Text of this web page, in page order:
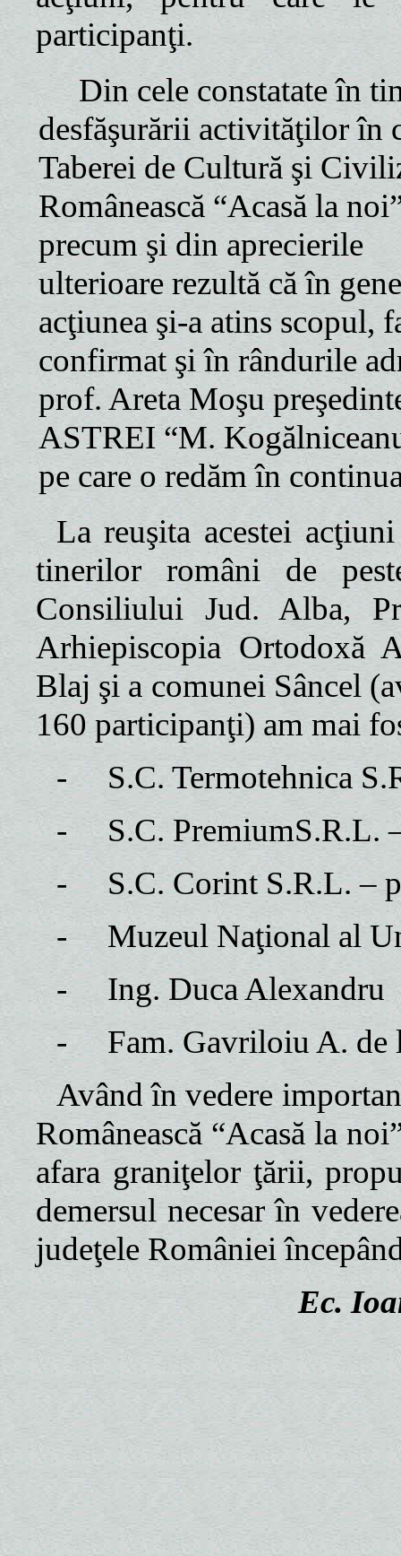
participanţi.
Din cele constatate în
desfăşurării activităţilor în
Taberei de Cultură şi
Românească “Acasă la
precum şi din aprecierile
ulterioare rezultă că în
acţiunea şi-a atins scopul,
confirmat şi în rândurile
prof. Areta Moşu
ASTREI “M.
pe care o redăm în
La reuşita acestei
tinerilor români de
Consiliului Jud. Alba,
Arhiepiscopia Ortodoxă
Blaj şi a comunei Sâncel
160 participanţi) am mai
-
S.C. Termotehnica
-
S.C. PremiumS.R.L.
-
S.C. Corint S.R.L. –
-
Muzeul Naţional al
-
Ing. Duca Alexandru
-
Fam. Gavriloiu A. de
Având în vedere
Românească “Acasă la
afara graniţelor ţării,
demersul necesar în
judeţele României
Ec.